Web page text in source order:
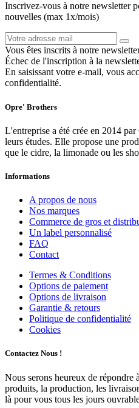
Inscrivez-vous à notre newsletter
nouvelles (max 1x/mois)
Vous êtes inscrits à notre
Échec de l'inscription à la
En saisissant votre e-mail, vous
confidentialité.
Opre' Brothers
L'entreprise a été crée en 2014
leurs études. Elle propose une
que le cidre, la limonade ou les
Informations
A propos de nous
Nos marques
Commerce de gros et
Un label personnalisé
FAQ
Contact
Termes & Conditions
Options de paiement
Options de livraison
Garantie & retours
Politique de confidentialité
Cookies
Contactez Nous !
Nous serons heureux de répondre
produits, la production, les
là pour vous tous les jours